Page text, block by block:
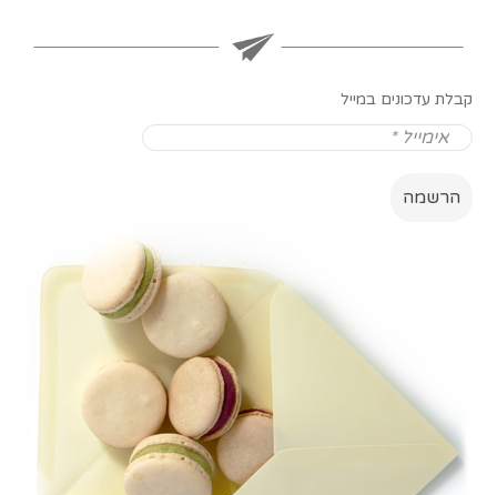
קבלת עדכונים במייל